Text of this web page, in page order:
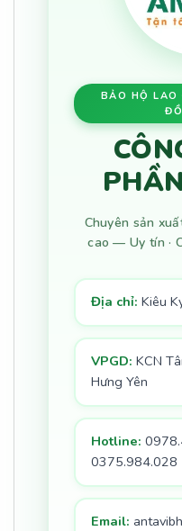
BẢO HỘ LAO
Chuyên sản
cao — Uy tín ·
Địa chỉ: Kiêu
VPGD: KCN
Hưng Yên
Hotline:
0375.984.028
Email: